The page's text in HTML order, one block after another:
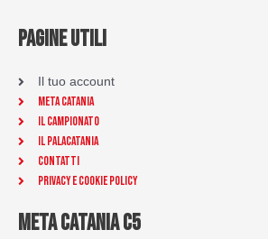
PAGINE UTILI
Il tuo account
Meta Catania
Il Campionato
Il Palacatania
Contatti
Privacy e Cookie Policy
META CATANIA C5